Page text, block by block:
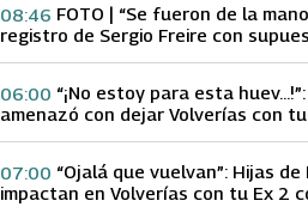
FOTO | “Se fueron de la
registro de Sergio Freire con
08:46
“¡No estoy para esta
amenazó con dejar Volverías con
06:00
“Ojalá que vuelvan”: Hijas
impactan en Volverías con tu Ex 2
07:00